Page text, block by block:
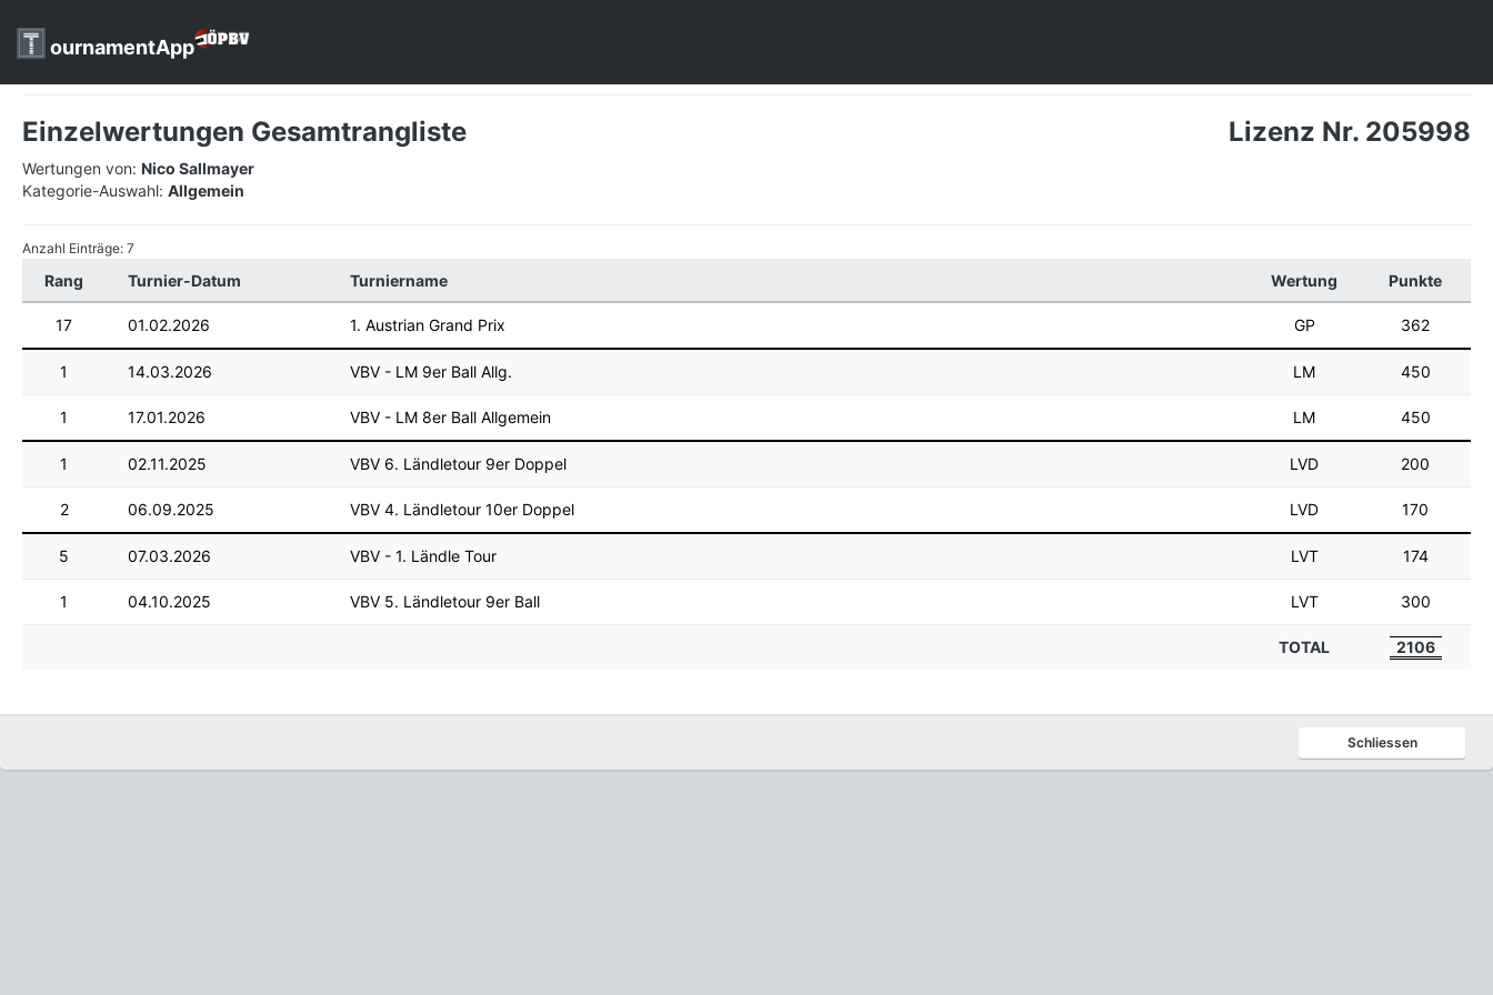
ournamentApp
Einzelwertungen Gesamtrangliste Lizenz Nr. 205998
Wertungen von: Nico Sallmayer
Kategorie-Auswahl: Allgemein
Anzahl Einträge: 7
Rang Turnier-Datum Turniername Wertung Punkte
17 01.02.2026 1. Austrian Grand Prix GP 362
1 14.03.2026 VBV - LM 9er Ball Allg. LM 450
1 17.01.2026 VBV - LM 8er Ball Allgemein LM 450
1 02.11.2025 VBV 6. Ländletour 9er Doppel LVD 200
2 06.09.2025 VBV 4. Ländletour 10er Doppel LVD 170
5 07.03.2026 VBV - 1. Ländle Tour LVT 174
1 04.10.2025 VBV 5. Ländletour 9er Ball LVT 300
TOTAL 2106
Schliessen